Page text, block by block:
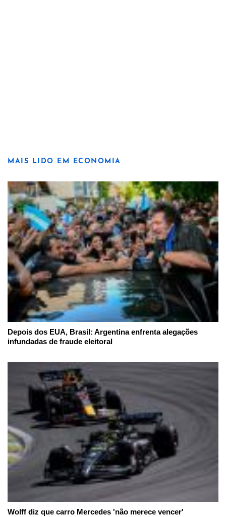
MAIS LIDO EM ECONOMIA
Depois dos EUA, Brasil: Argentina enfrenta alegações
infundadas de fraude eleitoral
Wolff diz que carro Mercedes 'não merece vencer'